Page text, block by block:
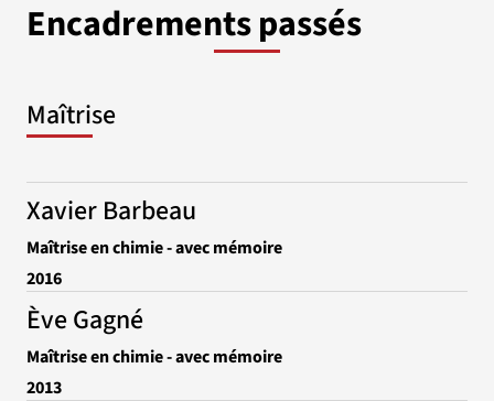
Encadrements passés
Maîtrise
Xavier Barbeau
Maîtrise en chimie - avec mémoire
2016
Ève Gagné
Maîtrise en chimie - avec mémoire
2013